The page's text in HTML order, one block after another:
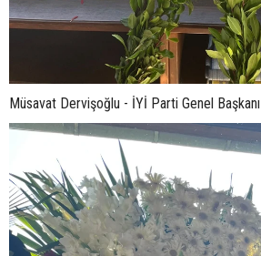
Müsavat Dervişoğlu - İYİ Parti Genel Başkanı